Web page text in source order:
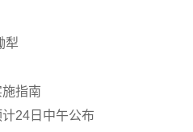
犁
指南
24日中午公布